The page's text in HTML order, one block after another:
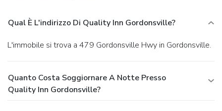
Qual È L'indirizzo Di Quality Inn Gordonsville?
L'immobile si trova a 479 Gordonsville Hwy in Gordonsville.
Quanto Costa Soggiornare A Notte Presso
Quality Inn Gordonsville?